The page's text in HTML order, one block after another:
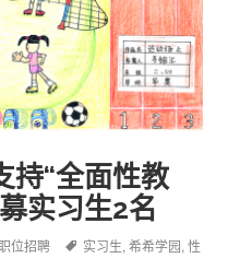
持“全面性教
实习生2名
位招聘 Tags
实习生,希希学园,性